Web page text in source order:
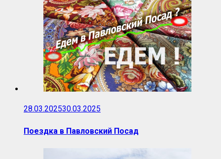
28.03.202530.03.2025
Поездка в Павловский Посад